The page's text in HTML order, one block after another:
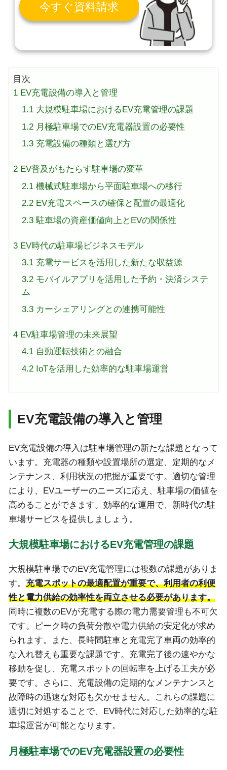
今すぐ資料請求
目次
1 EV充電設備の導入と管理
1.1大規模駐車場におけるEV充電管理の課題
1.2月極駐車場でのEV充電器設置の必要性
1.3充電設備の種類と選び方
2 EV普及がもたらす駐車場の変革
2.1機械式駐車場から平面駐車場への移行
2.2EV充電スペースの確保と配置の最適化
2.3駐車場の資産価値向上とEVの関係性
3 EV時代の駐車場ビジネスモデル
3.1充電サービスを活用した新たな収益源
3.2モバイルアプリを活用した予約・決済システ
ム
3.3カーシェアリングとの連携可能性
4 EV駐車場管理の未来展望
4.1自動運転技術との融合
4.2IoTを活用した効率的な駐車場運営
EV充電設備の導入と管理
EV充電設備の導入は駐車場管理の新たな課題となって
います。充電器の種類や設置場所の選定、定期的なメ
ンテナンス、利用状況の把握が重要です。適切な管理
により、EVユーザーのニーズに応え、駐車場の価値を
高めることができます。効率的な運用で、新時代の駐
車場サービスを提供しましょう。
大規模駐車場におけるEV充電管理の課題
大規模駐車場でのEV充電管理には複数の課題がありま
す。 充電スポットの最適配置が重要で、利用者の利便
性と電力供給の効率性を両立させる必要があります。
同時に複数のEVが充電する際の電力需要管理も不可欠
です。ピーク時の負荷分散や電力供給の安定化が求め
られます。また、長時間駐車と充電完了車両の効率的
な入れ替えも重要な課題です。充電完了後の速やかな
移動を促し、充電スポットの回転率を上げる工夫が必
要です。さらに、充電設備の定期的なメンテナンスと
故障時の迅速な対応も欠かせません。これらの課題に
適切に対処することで、EV時代に対応した効率的な駐
車場運営が可能となります。
月極駐車場でのEV充電器設置の必要性